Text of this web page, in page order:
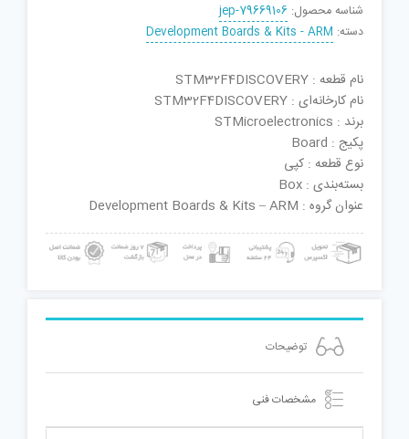
شناسه محصول: jep-79669106
دسته: Development Boards & Kits - ARM
نام قطعه : STM32F4DISCOVERY
نام کارخانه‌ای : STM32F4DISCOVERY
برند : STMicroelectronics
پکیج : Board
نوع قطعه : کپی
بسته‌بندی : Box
عنوان گروه : Development Boards & Kits – ARM
توضیحات
مشخصات فنی